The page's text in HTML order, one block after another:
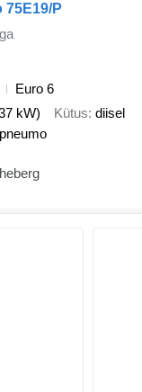
75E19/P
Euro 6
kW) Kütus diisel